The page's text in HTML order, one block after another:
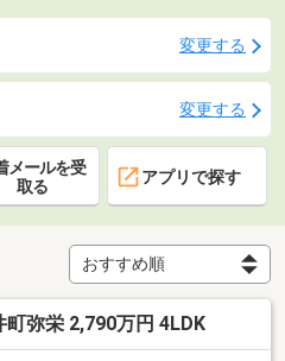
変更する
変更する
メールを受
取る
アプリで探す
弥栄 2,790万円 4LDK